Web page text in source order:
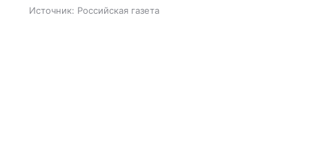
Источник: Российская газета